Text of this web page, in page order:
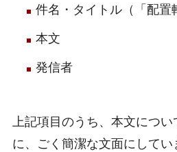
件名・タイトル（「配置
本文
発信者
上記項目のうち、本文につ
に、ごく簡潔な文面にしてい